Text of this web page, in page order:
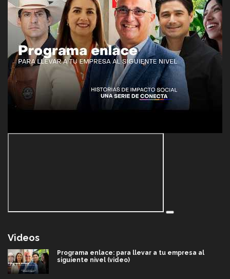
Videos
Programa enlace: para llevar a tu empresa al
siguiente nivel (video)